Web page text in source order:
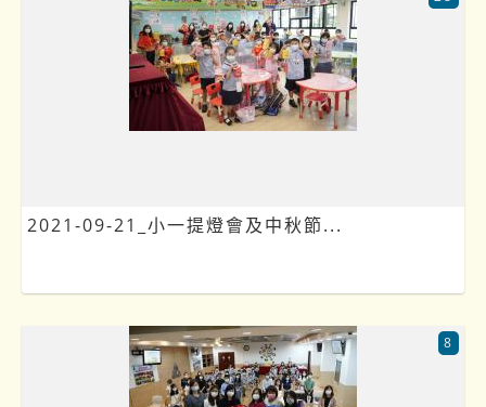
2021-09-21_小一提燈會及中秋節...
8